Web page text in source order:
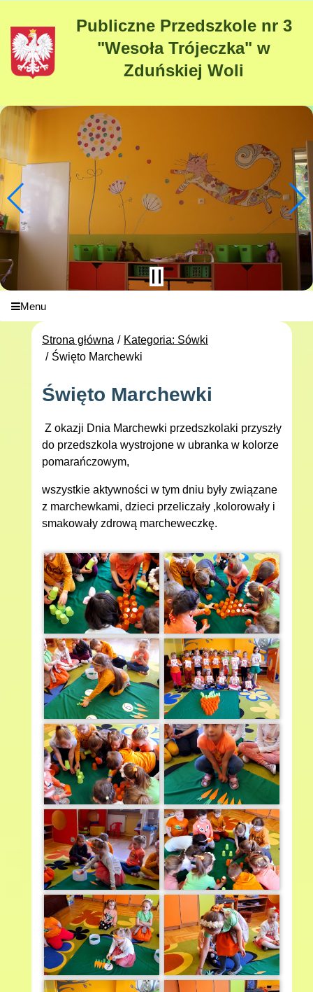
Publiczne Przedszkole nr 3
"Wesoła Trójeczka" w
Zduńskiej Woli
Menu
Strona główna
Kategoria: Sówki
Święto Marchewki
Święto Marchewki
Z okazji Dnia Marchewki przedszkolaki przyszły
do przedszkola wystrojone w ubranka w kolorze
pomarańczowym,
wszystkie aktywności w tym dniu były związane
z marchewkami, dzieci przeliczały ,kolorowały i
smakowały zdrową marcheweczkę.